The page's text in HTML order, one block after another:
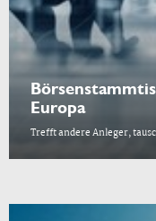
Europa
Trefft andere Anleger,